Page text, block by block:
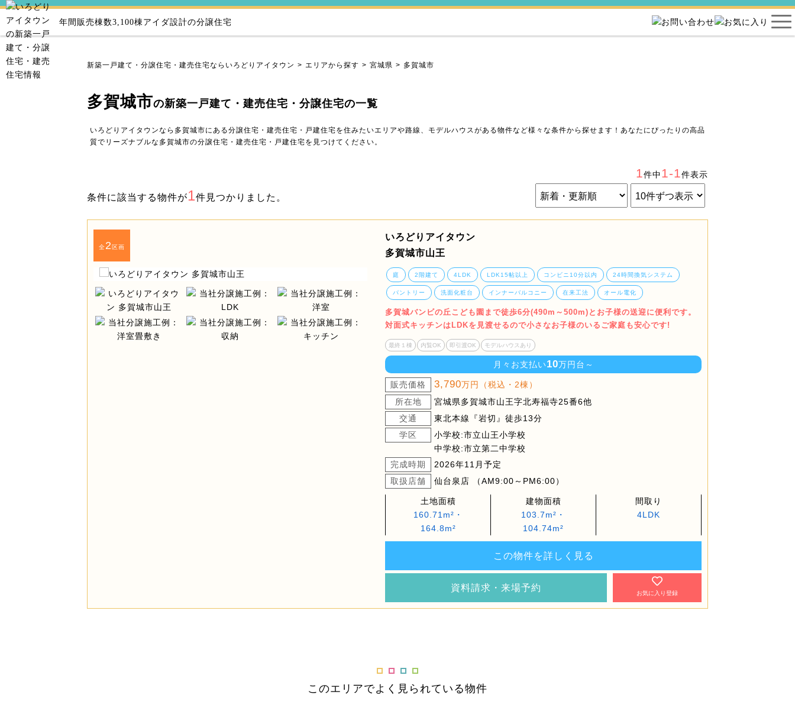
年間販売棟数3,100棟アイダ設計の分譲住宅
新築一戸建て・分譲住宅・建売住宅ならいろどりアイタウン エリアから探す 宮城県 多賀城市
多賀城市の新築一戸建て・建売住宅・分譲住宅の一覧
いろどりアイタウンなら多賀城市にある分譲住宅・建売住宅・戸建住宅を住みたいエリアや路線、モデルハウスがある物件など様々な条件から探せます！あなたにぴったりの高品
質でリーズナブルな多賀城市の分譲住宅・建売住宅・戸建住宅を見つけてください。
条件に該当する物件が1件見つかりました。
1件中1-1件表示
全2 区画
いろどりアイタウン
多賀城市山王
庭 2階建て 4LDK LDK15帖以上 コンビニ10分以内 24時間換気システム
パントリー 洗面化粧台 インナーバルコニー 在来工法 オール電化
多賀城バンビの丘こども園まで徒歩6分(490m～500m)とお子様の送迎に便利です。
対面式キッチンはLDKを見渡せるので小さなお子様のいるご家庭も安心です!
最終１棟 内覧OK 即引渡OK モデルハウスあり
月々お支払い10万円台～
販売価格 3,790万円（税込・2棟）
所在地
宮城県多賀城市山王字北寿福寺25番6他
交通
東北本線『岩切』徒歩13分
学区
小学校:市立山王小学校
中学校:市立第二中学校
完成時期
2026年11月予定
取扱店舗
仙台泉店 （AM9:00～PM6:00）
土地面積
160.71m²・
164.8m²
建物面積
103.7m²・
104.74m²
間取り
4LDK
この物件を詳しく見る
資料請求・来場予約
お気に入り登録
このエリアでよく見られている物件